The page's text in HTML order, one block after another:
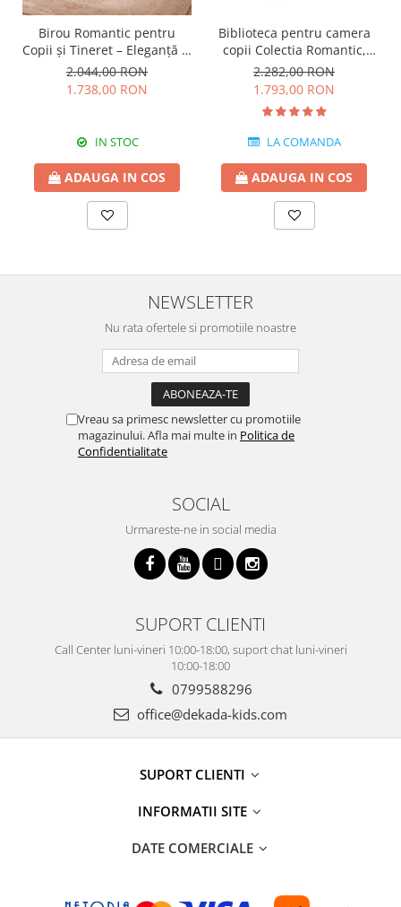
Birou Romantic pentru
Copii și Tineret – Eleganță și
Funcționalitate, 117x62x75
cm
2.044,00 RON
1.738,00 RON
IN STOC
ADAUGA IN COS
Biblioteca pentru camera
copii Colectia Romantic,
96x42x186 cm
2.282,00 RON
1.793,00 RON
LA COMANDA
ADAUGA IN COS
NEWSLETTER
Nu rata ofertele si promotiile noastre
Vreau sa primesc newsletter cu promotiile
magazinului. Afla mai multe in Politica de
Confidentialitate
SOCIAL
Urmareste-ne in social media
SUPORT CLIENTI
Call Center luni-vineri 10:00-18:00, suport chat luni-vineri
10:00-18:00
0799588296
office@dekada-kids.com
SUPORT CLIENTI
INFORMATII SITE
DATE COMERCIALE